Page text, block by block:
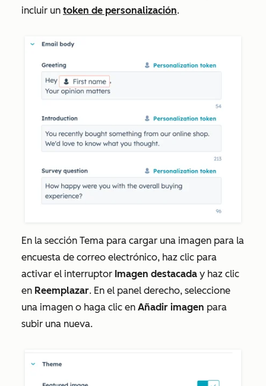
incluir un token de personalización.
En la sección Tema para cargar una imagen para la
encuesta de correo electrónico, haz clic para
activar el interruptor Imagen destacada y haz clic
en Reemplazar. En el panel derecho, seleccione
una imagen o haga clic en Añadir imagen para
subir una nueva.